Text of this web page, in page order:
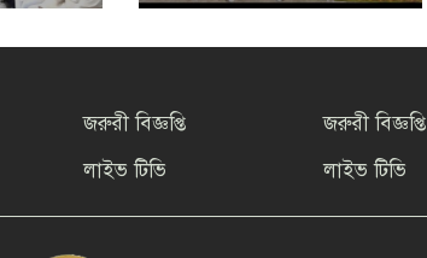
জরুরী বিজ্ঞপ্তি
লাইভ টিভি
জরুরী বিজ্ঞপ্তি
লাইভ টিভি